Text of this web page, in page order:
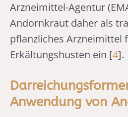
Arzneimittel-Agentur
Andornkraut daher als
pflanzliches Arzneimittel
Erkältungshusten ein [4].
Anwendung von